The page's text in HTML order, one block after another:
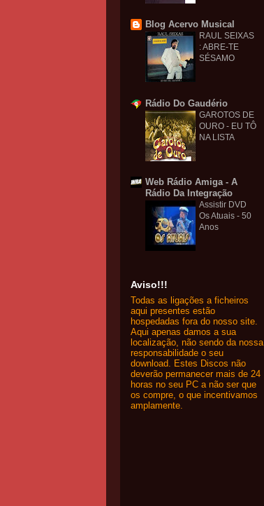
Blog Acervo Musical
RAUL SEIXAS
: ABRE-TE
SÉSAMO
Rádio Do Gaudério
GAROTOS DE
OURO - EU TÔ
NA LISTA
Web Rádio Amiga - A
Rádio Da Integração
Assistir DVD
Os Atuais - 50
Anos
Aviso!!!
Todas as ligações a ficheiros
aqui presentes estão
hospedadas fora do nosso site.
Aqui apenas damos a sua
localização, não sendo da nossa
responsabilidade o seu
download. Estes Discos não
deverão permanecer mais de 24
horas no seu PC a não ser que
os compre, o que incentivamos
amplamente.